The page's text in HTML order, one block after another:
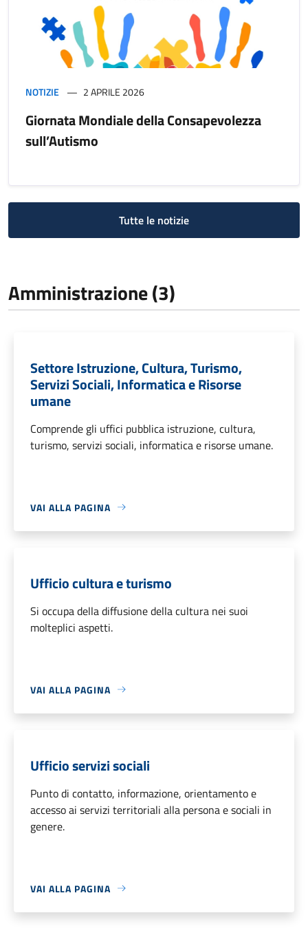
NOTIZIE 2 APRILE 2026
Giornata Mondiale della Consapevolezza
sull’Autismo
Tutte le notizie
Amministrazione (3)
Settore Istruzione, Cultura, Turismo,
Servizi Sociali, Informatica e Risorse
umane
Comprende gli uffici pubblica istruzione, cultura,
turismo, servizi sociali, informatica e risorse umane.
VAI ALLA PAGINA
Ufficio cultura e turismo
Si occupa della diffusione della cultura nei suoi
molteplici aspetti.
VAI ALLA PAGINA
Ufficio servizi sociali
Punto di contatto, informazione, orientamento e
accesso ai servizi territoriali alla persona e sociali in
genere.
VAI ALLA PAGINA